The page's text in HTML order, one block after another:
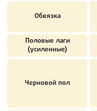
Обвязка
Половые лаги
(усиленные)
Черновой пол